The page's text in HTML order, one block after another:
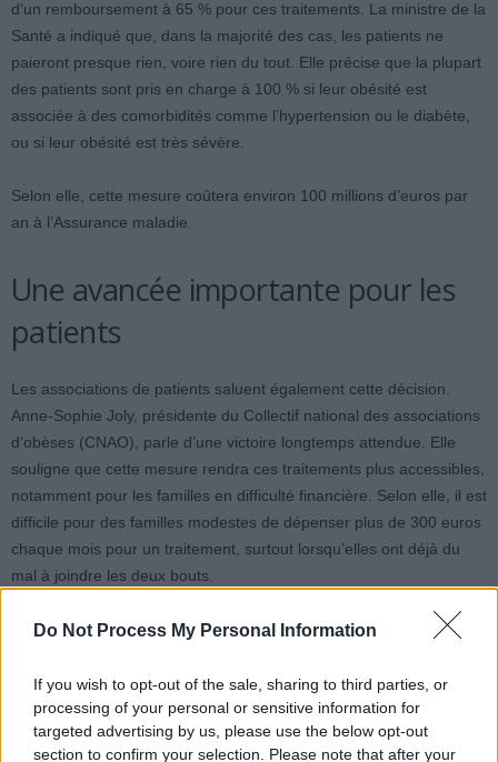
Do Not Process My Personal Information
If you wish to opt-out of the sale, sharing to third parties, or
processing of your personal or sensitive information for
targeted advertising by us, please use the below opt-out
section to confirm your selection. Please note that after your
d’un remboursement à 65 % pour ces traitements. La ministre de la
Santé a indiqué que, dans la majorité des cas, les patients ne
paieront presque rien, voire rien du tout. Elle précise que la plupart
des patients sont pris en charge à 100 % si leur obésité est
associée à des comorbidités comme l’hypertension ou le diabète,
ou si leur obésité est très sévère.
Selon elle, cette mesure coûtera environ 100 millions d’euros par
an à l’Assurance maladie.
Une avancée importante pour les
patients
Les associations de patients saluent également cette décision.
Anne-Sophie Joly, présidente du Collectif national des associations
d’obèses (CNAO), parle d’une victoire longtemps attendue. Elle
souligne que cette mesure rendra ces traitements plus accessibles,
notamment pour les familles en difficulté financière. Selon elle, il est
difficile pour des familles modestes de dépenser plus de 300 euros
chaque mois pour un traitement, surtout lorsqu’elles ont déjà du
mal à joindre les deux bouts.
Article précédent Article suivant